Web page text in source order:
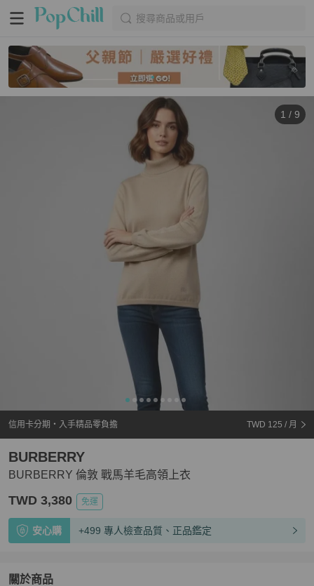
搜尋商品或用戶
1 / 9
信用卡分期・入手精品零負擔 TWD 125 / 月
BURBERRY 倫敦 戰馬羊毛高領上衣
BURBERRY
TWD 3,380 免運
安心購 +499 專人檢查品質、正品鑑定
關於商品